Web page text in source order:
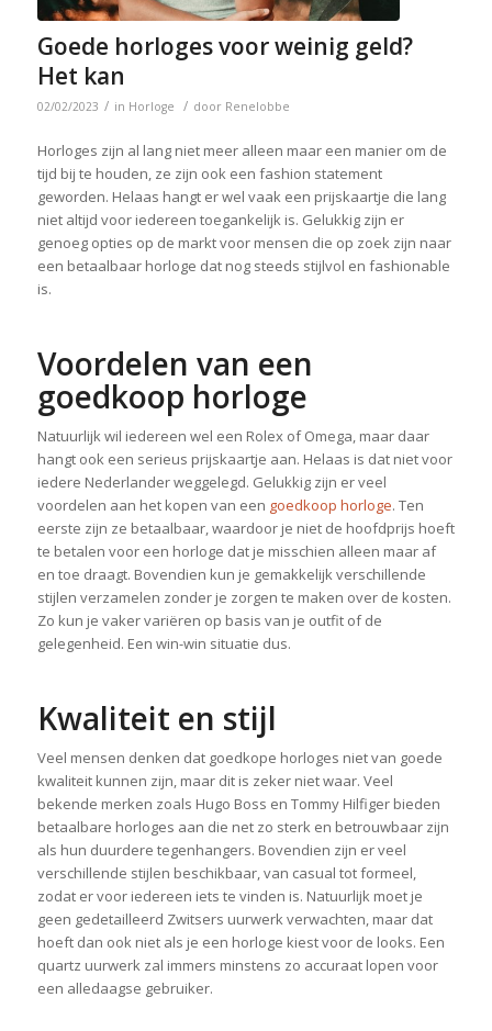
Goede horloges voor weinig geld?
Het kan
02/02/2023 / in Horloge / door Renelobbe
Horloges zijn al lang niet meer alleen maar een manier om de
tijd bij te houden, ze zijn ook een fashion statement
geworden. Helaas hangt er wel vaak een prijskaartje die lang
niet altijd voor iedereen toegankelijk is. Gelukkig zijn er
genoeg opties op de markt voor mensen die op zoek zijn naar
een betaalbaar horloge dat nog steeds stijlvol en fashionable
is.
Voordelen van een
goedkoop horloge
Natuurlijk wil iedereen wel een Rolex of Omega, maar daar
hangt ook een serieus prijskaartje aan. Helaas is dat niet voor
iedere Nederlander weggelegd. Gelukkig zijn er veel
voordelen aan het kopen van een goedkoop horloge. Ten
eerste zijn ze betaalbaar, waardoor je niet de hoofdprijs hoeft
te betalen voor een horloge dat je misschien alleen maar af
en toe draagt. Bovendien kun je gemakkelijk verschillende
stijlen verzamelen zonder je zorgen te maken over de kosten.
Zo kun je vaker variëren op basis van je outfit of de
gelegenheid. Een win-win situatie dus.
Kwaliteit en stijl
Veel mensen denken dat goedkope horloges niet van goede
kwaliteit kunnen zijn, maar dit is zeker niet waar. Veel
bekende merken zoals Hugo Boss en Tommy Hilfiger bieden
betaalbare horloges aan die net zo sterk en betrouwbaar zijn
als hun duurdere tegenhangers. Bovendien zijn er veel
verschillende stijlen beschikbaar, van casual tot formeel,
zodat er voor iedereen iets te vinden is. Natuurlijk moet je
geen gedetailleerd Zwitsers uurwerk verwachten, maar dat
hoeft dan ook niet als je een horloge kiest voor de looks. Een
quartz uurwerk zal immers minstens zo accuraat lopen voor
een alledaagse gebruiker.